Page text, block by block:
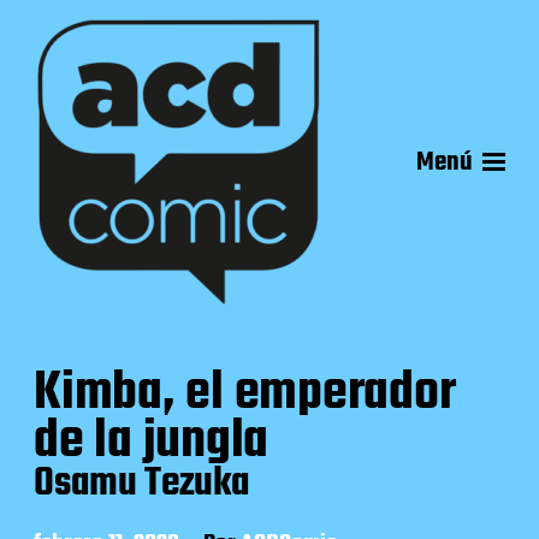
Menú
Kimba, el emperador
de la jungla
Osamu Tezuka